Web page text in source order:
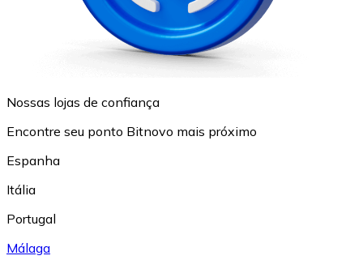
Nossas lojas de confiança
Encontre seu ponto Bitnovo mais próximo
Espanha
Itália
Portugal
Málaga